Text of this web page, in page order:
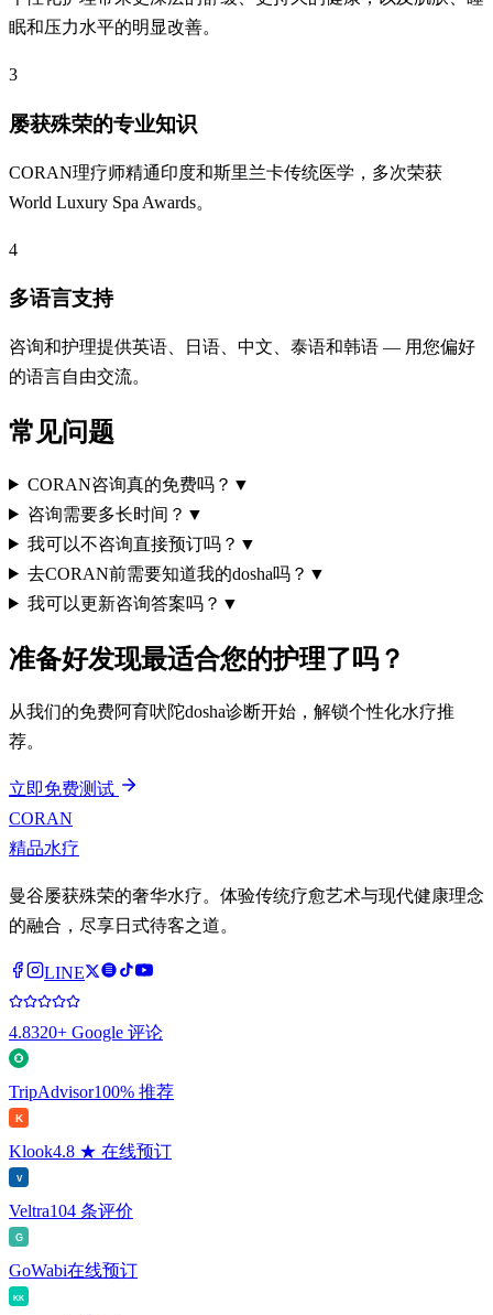
眠和压力水平的明显改善。
3
屡获殊荣的专业知识
CORAN理疗师精通印度和斯里兰卡传统医学，多次荣获
World Luxury Spa Awards。
4
多语言支持
咨询和护理提供英语、日语、中文、泰语和韩语 — 用您偏好
的语言自由交流。
常见问题
CORAN咨询真的免费吗？ ▼
咨询需要多长时间？ ▼
我可以不咨询直接预订吗？ ▼
去CORAN前需要知道我的dosha吗？ ▼
我可以更新咨询答案吗？ ▼
准备好发现最适合您的护理了吗？
从我们的免费阿育吠陀dosha诊断开始，解锁个性化水疗推
荐。
立即免费测试
CORAN
精品水疗
曼谷屡获殊荣的奢华水疗。体验传统疗愈艺术与现代健康理念
的融合，尽享日式待客之道。
LINE
4.8320+ Google 评论
TripAdvisor100% 推荐
K
Klook4.8 ★ 在线预订
V
Veltra104 条评价
G
GoWabi在线预订
KK